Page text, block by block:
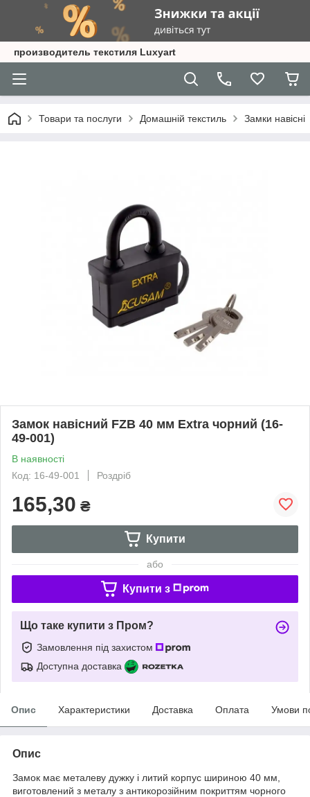
производитель текстиля Luxyart
Товари та послуги Домашній текстиль Замки навісні
Замок навісний FZB 40 мм Extra чорний (16-
49-001)
В наявності
Код: 16-49-001
Роздріб
165,30 ₴
Купити
або
Купити з
Що таке купити з Пром?
Замовлення під захистом
Доступна доставка
Опис Характеристики Доставка Оплата Умови
Опис
Замок має металеву дужку і литий корпус шириною 40 мм,
виготовлений з металу з антикорозійним покриттям чорного